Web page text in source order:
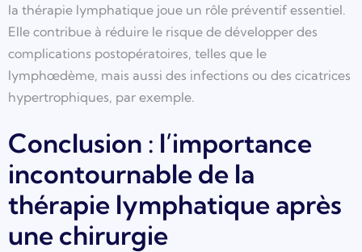
la thérapie lymphatique joue un rôle préventif essentiel.
Elle contribue à réduire le risque de développer des
complications postopératoires, telles que le
lymphœdème, mais aussi des infections ou des cicatrices
hypertrophiques, par exemple.
Conclusion : l’importance
incontournable de la
thérapie lymphatique après
une chirurgie